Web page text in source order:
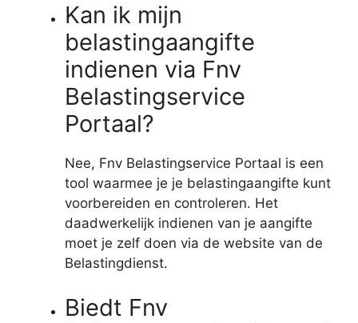
Kan ik mijn
belastingaangifte
indienen via Fnv
Belastingservice
Portaal?
Nee, Fnv Belastingservice Portaal is een
tool waarmee je je belastingaangifte kunt
voorbereiden en controleren. Het
daadwerkelijk indienen van je aangifte
moet je zelf doen via de website van de
Belastingdienst.
Biedt Fnv